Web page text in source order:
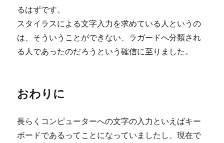
るはずです。
スタイラスによる文字入力を求めている人というの
は、そういうことができない、ラガードへ分類され
る人であったのだろうという確信に至りました。
おわりに
長らくコンピューターへの文字の入力といえばキー
ボードであるってことになっていましたし、現在で